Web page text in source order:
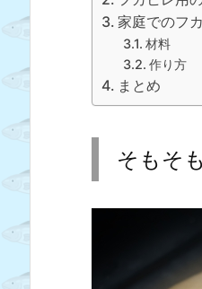
家庭でのフ
材料
作り方
まとめ
そもそ